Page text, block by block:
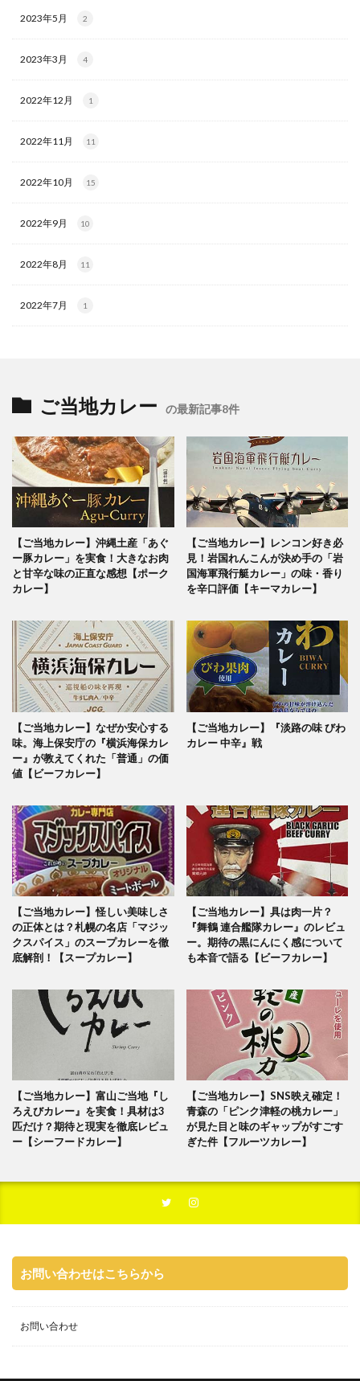
2023年5月 2
2023年3月 4
2022年12月 1
2022年11月 11
2022年10月 15
2022年9月 10
2022年8月 11
2022年7月 1
ご当地カレー の最新記事8件
【ご当地カレー】沖縄土産「あぐ
ー豚カレー」を実食！大きなお肉
と甘辛な味の正直な感想【ポーク
カレー】
【ご当地カレー】レンコン好き必
見！岩国れんこんが決め手の「岩
国海軍飛行艇カレー」の味・香り
を辛口評価【キーマカレー】
【ご当地カレー】なぜか安心する
味。海上保安庁の『横浜海保カレ
ー』が教えてくれた「普通」の価
値【ビーフカレー】
【ご当地カレー】『淡路の味 びわ
カレー 中辛』戦
【ご当地カレー】怪しい美味しさ
の正体とは？札幌の名店「マジッ
クスパイス」のスープカレーを徹
底解剖！【スープカレー】
【ご当地カレー】具は肉一片？
『舞鶴 連合艦隊カレー』のレビュ
ー。期待の黒にんにく感について
も本音で語る【ビーフカレー】
【ご当地カレー】富山ご当地『し
ろえびカレー』を実食！具材は3
匹だけ？期待と現実を徹底レビュ
ー【シーフードカレー】
【ご当地カレー】SNS映え確定！
青森の「ピンク津軽の桃カレー」
が見た目と味のギャップがすごす
ぎた件【フルーツカレー】
お問い合わせはこちらから
お問い合わせ